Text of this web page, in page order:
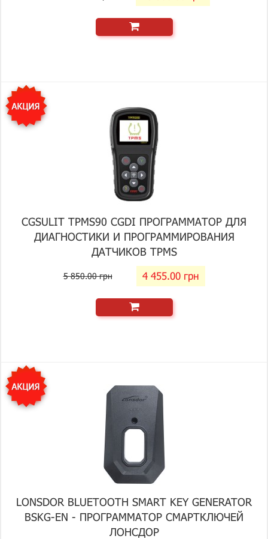
CGSULIT TPMS90 CGDI ПРОГРАММАТОР ДЛЯ
ДИАГНОСТИКИ И ПРОГРАММИРОВАНИЯ
ДАТЧИКОВ TPMS
5 850.00 грн 4 455.00 грн
LONSDOR BLUETOOTH SMART KEY GENERATOR
BSKG-EN - ПРОГРАММАТОР СМАРТКЛЮЧЕЙ
ЛОНСДОР